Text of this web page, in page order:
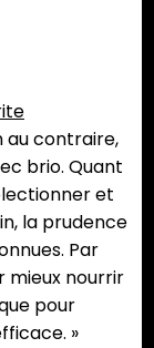
au contraire,
brio. Quant
et
la prudence
Par
mieux nourrir
pour
»